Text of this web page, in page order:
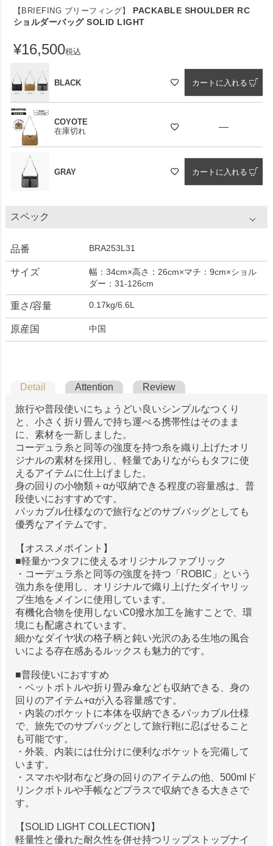
【BRIEFING ブリーフィング】
PACKABLE SHOULDER RC
ショルダーバッグ SOLID LIGHT
¥16,500税込
BLACK カートに入れる
COYOTE
在庫切れ
—
GRAY カートに入れる
スペック
品番 BRA253L31
サイズ
幅：34cm×高さ：26cm×マチ：9cm×ショル
ダー：31-126cm
重さ/容量 0.17kg/6.6L
原産国 中国
Detail Attention Review
旅行や普段使いにちょうどい良いシンプルなつくり
と、小さく折り畳んで持ち運べる携帯性はそのまま
に、素材を一新しました。
コーデュラ糸と同等の強度を持つ糸を織り上げたオリ
ジナルの素材を採用し、軽量でありながらもタフに使
えるアイテムに仕上げました。
身の回りの小物類＋αが収納できる程度の容量感は、普
段使いにおすすめです。
パッカブル仕様なので旅行などのサブバッグとしても
優秀なアイテムです。
【オススメポイント】
■軽量かつタフに使えるオリジナルファブリック
・コーデュラ糸と同等の強度を持つ「ROBIC」という
強力糸を使用し、オリジナルで織り上げたダイヤリッ
プ生地をメインに使用しています。
有機化合物を使用しないC0撥水加工を施すことで、環
境にも配慮されています。
細かなダイヤ状の格子柄と鈍い光沢のある生地の風合
いによる存在感あるルックスも魅力的です。
■普段使いにおすすめ
・ペットボトルや折り畳み傘なども収納できる、身の
回りのアイテム+αが入る容量感です。
・内装のポケットに本体を収納できるパッカブル仕様
で、旅先でのサブバッグとして旅行鞄に忍ばせること
も可能です。
・外装、内装には仕分けに便利なポケットを完備して
います。
・スマホや財布など身の回りのアイテムの他、500mlド
リンクボトルや手帳などプラスで収納できる大きさで
す。
【SOLID LIGHT COLLECTION】
軽量性と優れた耐久性を併せ持つリップストップナイ